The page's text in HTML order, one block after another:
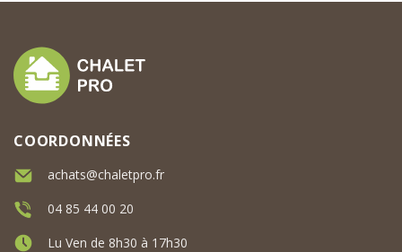
COORDONNÉES
achats@chaletpro.fr
04 85 44 00 20
Lu Ven de 8h30 à 17h30